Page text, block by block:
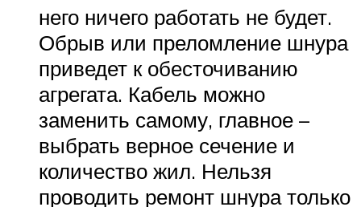
него ничего работать не будет.
Обрыв или преломление шнура
приведет к обесточиванию
агрегата. Кабель можно
заменить самому, главное –
выбрать верное сечение и
количество жил. Нельзя
проводить ремонт шнура только